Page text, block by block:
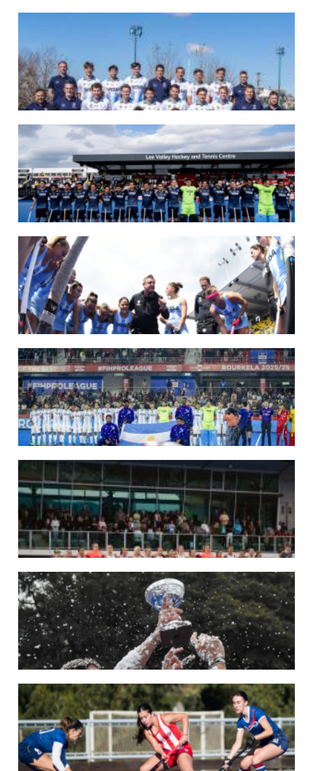
07/08/2026
LAS LEONAS LISTAS PARA DISPUTAR EL MUNDIAL 2026
Del 15 al 30 de agosto, el seleccionado argentino femenino de hockey disputará
la Copa del Mundo en Países Bajos y Bélgica. El debut será ante Estados Unidos.
LEER MÁS
07/08/2026
LOS LEONES LISTOS PARA DISPUTAR EL MUNDIAL 2026
Del 15 al 30 de agosto, el seleccionado argentino masculino de hockey disputará
la Copa del Mundo en Países Bajos y Bélgica. El debut será ante Japón.
14/07/2026
MUNDIAL 2026: LOS LEONES CONVOCADOS POR LUCAS REY
Del 15 al 30 de agosto disputarán el Mundial en Países Bajos y Bélgica.
LEER MÁS
09/07/2026
MUNDIAL 2026: LAS LEONAS CONVOCADAS POR FERNANDO F...
Del 15 al 30 de agosto disputarán el Mundial 2026 en Países Bajos y Bélgica.
LEER MÁS
29/05/2026
LOS LEONES CONVOCADOS PARA LA VENTANA EUROPEA DE P...
En junio, el seleccionado nacional disputará las últimas dos ventanas de Pro
League 2025-26 en Inglaterra y Alemania.
LEER MÁS
22/05/2026
LAS LEONAS CONVOCADAS PARA LA VENTANA EUROPEA DE P...
En junio, el seleccionado nacional disputará las últimas dos ventanas de Pro
League 2025-26 en Bélgica e Inglaterra.
18/05/2026
SE DEFINIERON LOS CAMPEONES DE LA PRIMERA FASE DE ...
Del 13 al 17 de mayo se llevó a cabo el torneo que reúne a los mejores clubes del
país.
LEER MÁS